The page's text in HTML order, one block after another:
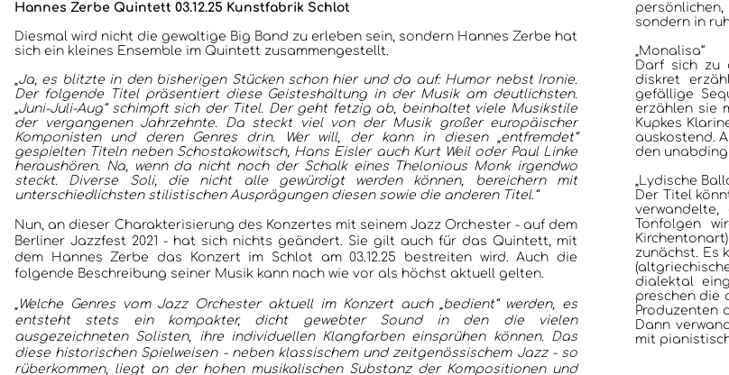
KONZERTBERICHTE
INTERVIEWS
JAZZCLUBS BERLIN
PORTRAITS DER CLUBS
Hannes Zerbe Quintett 03.12.25 Kunstfabrik Schlot
Diesmal wird nicht die gewaltige Big Band zu erleben sein, sondern Hannes Zerbe hat
sich ein kleines Ensemble im Quintett zusammengestellt.
„Ja, es blitzte in den bisherigen Stücken schon hier und da auf: Humor nebst Ironie.
Der folgende Titel präsentiert diese Geisteshaltung in der Musik am deutlichsten.
„Juni-Juli-Aug“ schimpft sich der Titel. Der geht fetzig ab, beinhaltet viele Musikstile
der vergangenen Jahrzehnte. Da steckt viel von der Musik großer europäischer
Komponisten und deren Genres drin. Wer will, der kann in diesen „entfremdet“
gespielten Titeln neben Schostakowitsch, Hans Eisler auch Kurt Weil oder Paul Linke
heraushören. Na, wenn da nicht noch der Schalk eines Thelonious Monk irgendwo
steckt. Diverse Soli, die nicht alle gewürdigt werden können, bereichern mit
unterschiedlichsten stilistischen Ausprägungen diesen sowie die anderen Titel.“
Nun, an dieser Charakterisierung des Konzertes mit seinem Jazz Orchester - auf dem
Berliner Jazzfest 2021 - hat sich nichts geändert. Sie gilt auch für das Quintett, mit
dem Hannes Zerbe das Konzert im Schlot am 03.12.25 bestreiten wird. Auch die
folgende Beschreibung seiner Musik kann nach wie vor als höchst aktuell gelten.
„Welche Genres vom Jazz Orchester aktuell im Konzert auch „bedient“ werden, es
entsteht stets ein kompakter, dicht gewebter Sound in den die vielen
ausgezeichneten Solisten, ihre individuellen Klangfarben einsprühen können. Das
diese historischen Spielweisen - neben klassischem und zeitgenössischem Jazz - so
rüberkommen, liegt an der hohen musikalischen Substanz der Kompositionen und
sondern in
„Monalisa“
Darf sich zu
diskret
gefällige
erzählen sie
Kupkes
auskostend.
den
„Lydische
Der Titel
Tonfolgen
zunächst. Es
dialektal
preschen die
Produzenten
Dann
mit